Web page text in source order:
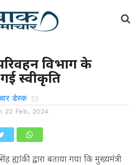
परिवहन विभाग के
स्वीकृति
डेस्क
22 Feb, 2024
ह्यांकी द्वारा बताया गया कि मुख्यमंत्री